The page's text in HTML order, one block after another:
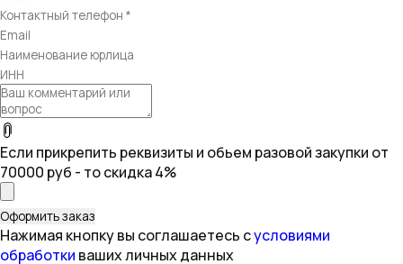
Если прикрепить реквизиты и обьем разовой закупки от
70000 руб - то скидка 4%
Нажимая кнопку вы соглашаетесь сусловиями
обработки ваших личных данных